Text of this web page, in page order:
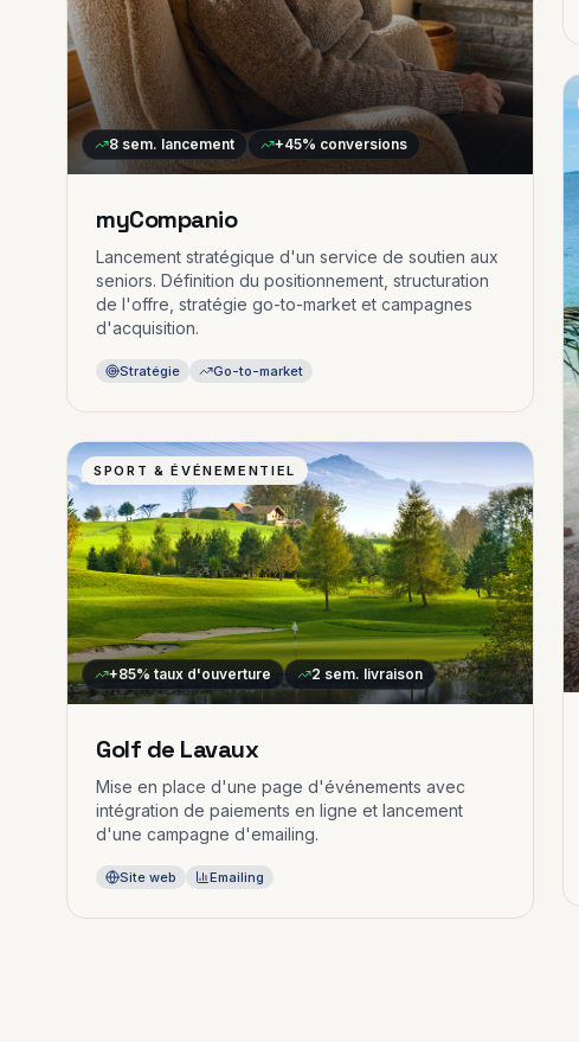
8 sem. lancement +45% conversions
myCompanio
Lancement stratégique d'un service de soutien aux
seniors. Définition du positionnement, structuration
de l'offre, stratégie go-to-market et campagnes
d'acquisition.
Stratégie Go-to-market
SPORT & ÉVÉNEMENTIEL
+85% taux d'ouverture 2 sem. livraison
Golf de Lavaux
Mise en place d'une page d'événements avec
intégration de paiements en ligne et lancement
d'une campagne d'emailing.
Site web Emailing